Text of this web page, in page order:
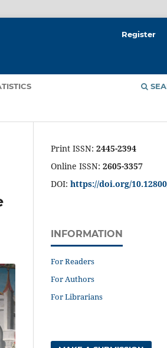
Register
Print ISSN: 2445-2394
Online ISSN: 2605-3357
DOI: https://doi.org/
INFORMATION
For Readers
For Authors
For Librarians